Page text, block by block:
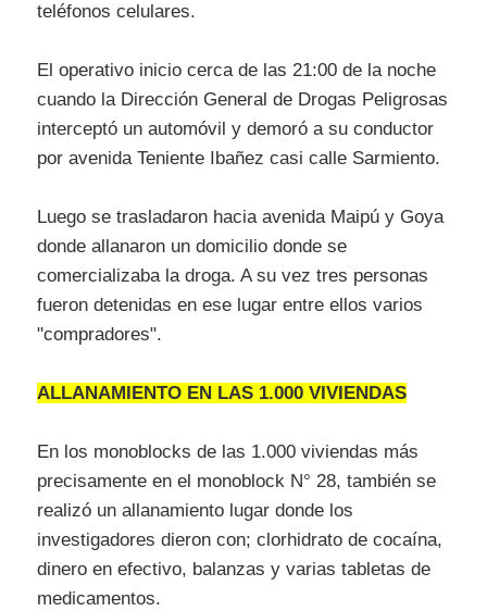
teléfonos celulares.
El operativo inicio cerca de las 21:00 de la noche
cuando la Dirección General de Drogas Peligrosas
interceptó un automóvil y demoró a su conductor
por avenida Teniente Ibañez casi calle Sarmiento.
Luego se trasladaron hacia avenida Maipú y Goya
donde allanaron un domicilio donde se
comercializaba la droga. A su vez tres personas
fueron detenidas en ese lugar entre ellos varios
"compradores".
ALLANAMIENTO EN LAS 1.000 VIVIENDAS
En los monoblocks de las 1.000 viviendas más
precisamente en el monoblock N° 28, también se
realizó un allanamiento lugar donde los
investigadores dieron con; clorhidrato de cocaína,
dinero en efectivo, balanzas y varias tabletas de
medicamentos.